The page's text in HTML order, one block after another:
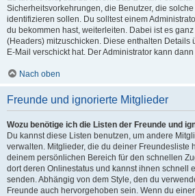
Sicherheitsvorkehrungen, die Benutzer, die
identifizieren sollen. Du solltest einem
du bekommen hast, weiterleiten. Dabei ist es
(Headers) mitzuschicken. Diese enthalten Details
E-Mail verschickt hat. Der Administrator kann
Nach oben
Freunde und ignorierte Mitglieder
Wozu benötige ich die Listen der Freunde und
Du kannst diese Listen benutzen, um andere
verwalten. Mitglieder, die du deiner Freundesliste
deinem persönlichen Bereich für den schnellen
dort deren Onlinestatus und kannst ihnen schnell
senden. Abhängig von dem Style, den du
Freunde auch hervorgehoben sein. Wenn du